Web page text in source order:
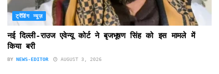
ट्रेंडिंग न्यूज़
नई दिल्ली-राउज एवेन्यू कोर्ट ने बृजभूषण सिंह को इस मामले में
किया बरी
BY NEWS-EDITOR AUGUST 3, 2026